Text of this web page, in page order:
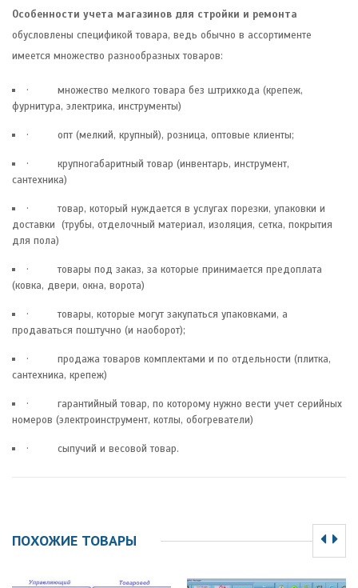
Особенности учета магазинов для стройки и ремонта
обусловлены спецификой товара, ведь обычно в ассортименте
имеется множество разнообразных товаров:
· множество мелкого товара без штрихкода (крепеж,
фурнитура, электрика, инструменты)
· опт (мелкий, крупный), розница, оптовые клиенты;
· крупногабаритный товар (инвентарь, инструмент,
сантехника)
· товар, который нуждается в услугах порезки, упаковки и
доставки (трубы, отделочный материал, изоляция, сетка, покрытия
для пола)
· товары под заказ, за которые принимается предоплата
(ковка, двери, окна, ворота)
· товары, которые могут закупаться упаковками, а
продаваться поштучно (и наоборот);
· продажа товаров комплектами и по отдельности (плитка,
сантехника, крепеж)
· гарантийный товар, по которому нужно вести учет серийных
номеров (электроинструмент, котлы, обогреватели)
· сыпучий и весовой товар.
ПОХОЖИЕ ТОВАРЫ